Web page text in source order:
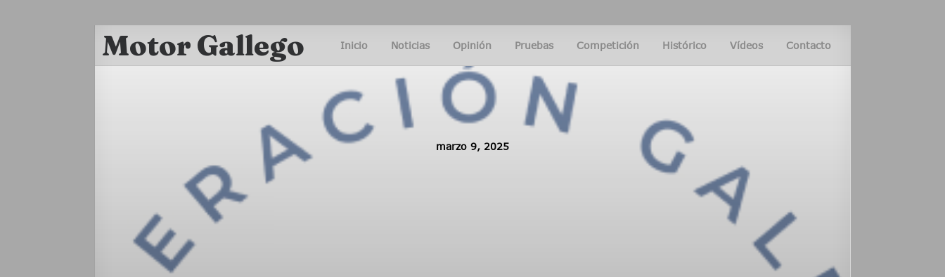
Motor Gallego Inicio Noticias Opinión Pruebas Competición Histórico Vídeos Contacto
marzo 9, 2025